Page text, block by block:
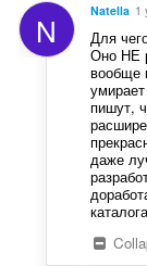
N Natella 1
Для
Оно НЕ
вообще
пишут,
даже